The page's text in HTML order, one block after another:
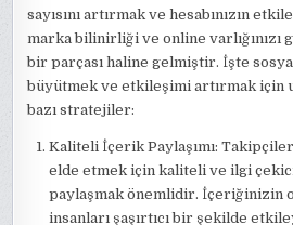
sayısını artırmak ve hesabınızın
marka bilinirliği ve online varlığınızı
bir parçası haline gelmiştir. İşte sosyal
büyütmek ve etkileşimi artırmak için
bazı stratejiler:
Kaliteli İçerik Paylaşımı:
elde etmek için kaliteli ve ilgi
paylaşmak önemlidir. İçeriğinizin
insanları şaşırtıcı bir şekilde